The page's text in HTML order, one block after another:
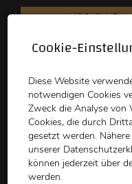
VOD CLUB
schikaneder
Cookie-
Diese Website
notwendigen Cookies
Zweck die Analyse von
Cookies, die durch
gesetzt werden.
unserer
können jederzeit über
werden.